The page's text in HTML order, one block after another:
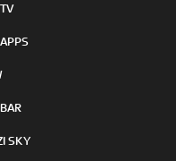
SKY